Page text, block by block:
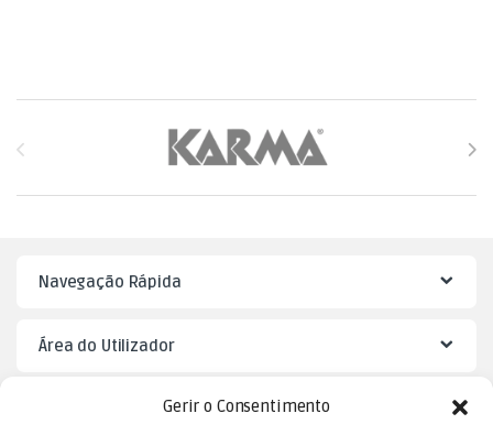
Gerir o Consentimento
Brands Carousel
Navegação Rápida
Área do Utilizador